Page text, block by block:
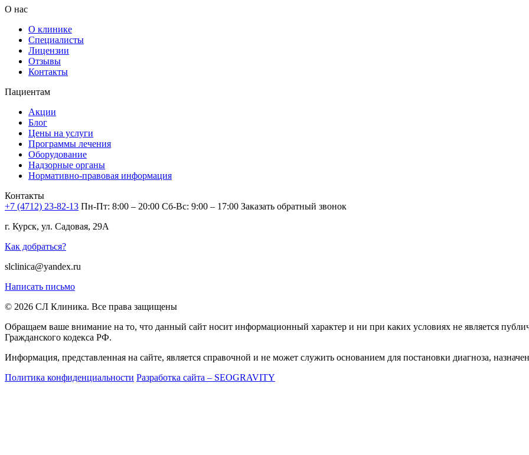
О нас
О клинике
Специалисты
Лицензии
Отзывы
Контакты
Пациентам
Акции
Блог
Цены на услуги
Программы лечения
Оборудование
Надзорные органы
Нормативно-правовая информация
Контакты
+7 (4712) 23-82-13 Пн-Пт: 8:00 – 20:00 Сб-Вс: 9:00 – 17:00 Заказать обратный звонок
г. Курск, ул. Садовая, 29А
Как добраться?
slclinica@yandex.ru
Написать письмо
© 2026 СЛ Клиника. Все права защищены
Обращаем ваше внимание на то, что данный сайт носит информационный характер и ни при каких условиях не является
Гражданского кодекса РФ.
Информация, представленная на сайте, является справочной и не может служить основанием для постановки диагноза,
Политика конфиденциальности Разработка сайта – SEOGRAVITY